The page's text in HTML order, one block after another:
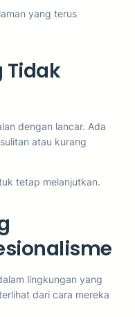
yang terus
Tidak
dengan lancar. Ada
atau kurang
tetap melanjutkan.
lingkungan yang
dari cara mereka